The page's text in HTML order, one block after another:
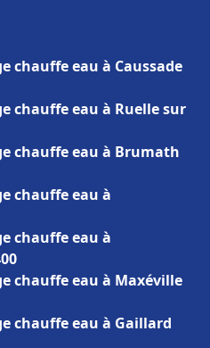
chauffe eau à Caussade
chauffe eau à Ruelle sur
chauffe eau à Brumath
chauffe eau à
chauffe eau à
chauffe eau à Maxéville
chauffe eau à Gaillard